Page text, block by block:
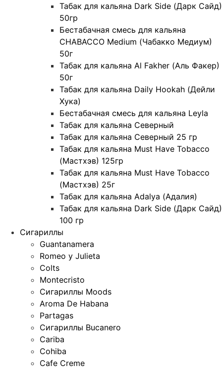
Табак для кальяна Dark Side (Дарк Сайд)
50гр
Бестабачная смесь для кальяна
CHABACCO Medium (Чабакко Медиум)
50г
Табак для кальяна Al Fakher (Аль Факер)
50г
Табак для кальяна Daily Hookah (Дейли
Хука)
Бестабачная смесь для кальяна Leyla
Табак для кальяна Северный
Табак для кальяна Северный 25 гр
Табак для кальяна Must Have Tobacco
(Мастхэв) 125гр
Табак для кальяна Must Have Tobacco
(Мастхэв) 25г
Табак для кальяна Adalya (Адалия)
Табак для кальяна Dark Side (Дарк Сайд)
100 гр
Сигариллы
Guantanamera
Romeo y Julieta
Colts
Montecristo
Сигариллы Moods
Aroma De Habana
Partagas
Сигариллы Bucanero
Cariba
Cohiba
Cafe Creme